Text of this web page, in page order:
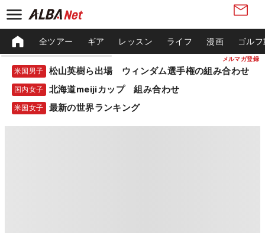
メルマガ登録
全ツアー ギア レッスン ライフ 漫画 ゴル
米国男子 松山英樹ら出場 ウィンダム選手権の組み合わせ
国内女子 北海道meijiカップ 組み合わせ
米国女子 最新の世界ランキング